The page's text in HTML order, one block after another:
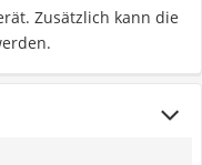
Zusätzlich kann die